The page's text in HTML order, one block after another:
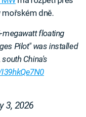
mořském dně.
megawatt floating
Pilot" was installed
China's
3, 2026